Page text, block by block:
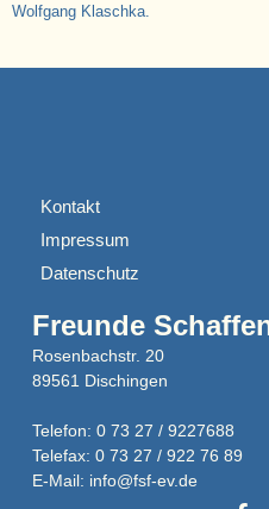
Wolfgang Klaschka.
Freunde
Rosenbachstr. 20
89561 Dischingen
Telefon: 0 73 27 / 9227688
Telefax: 0 73 27 / 922 76 89
E-Mail: info@fsf-ev.de
Kontakt
Impressum
Datenschutz